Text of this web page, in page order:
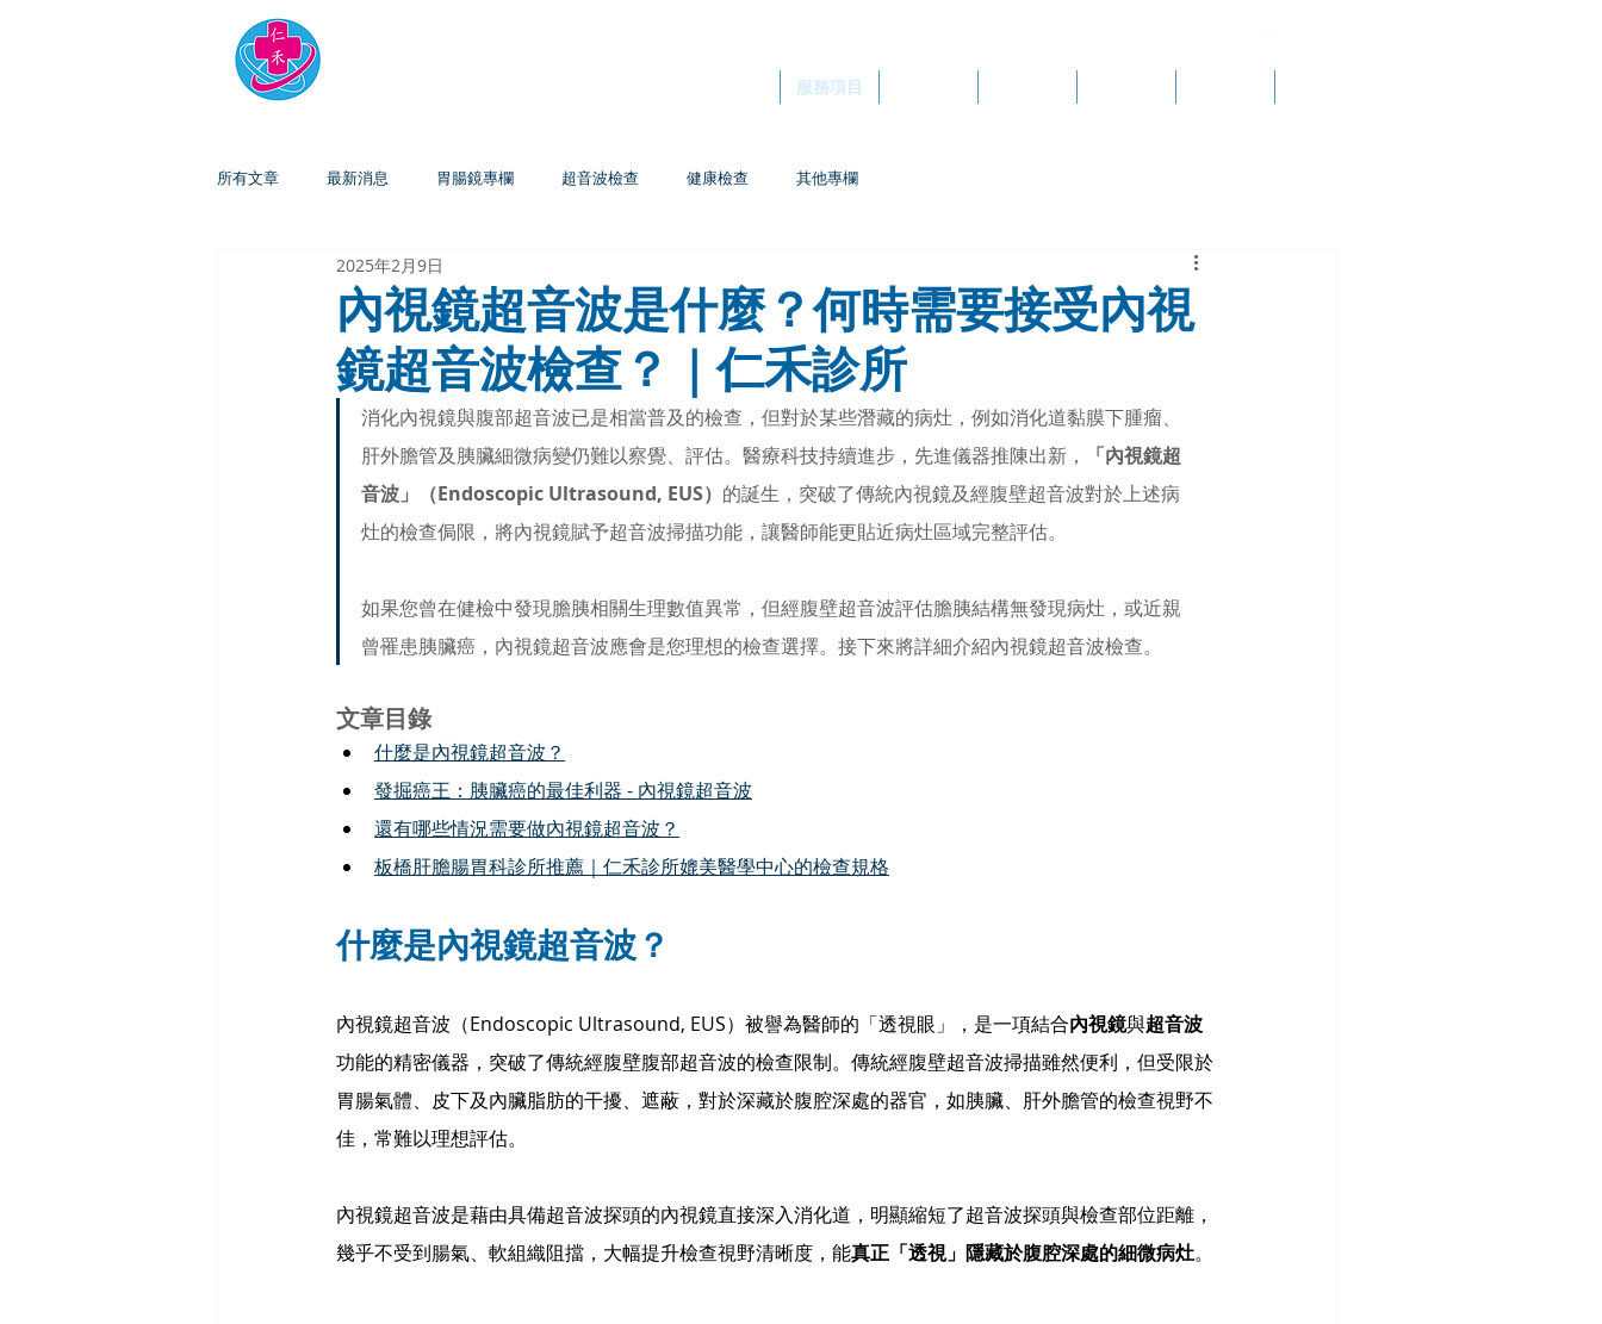
服務項目
所有文章 最新消息 胃腸鏡專欄 超音波檢查 健康檢查 其他專欄
內視鏡超音波是什麼？何時需要接受內視
鏡超音波檢查？｜仁禾診所
2025年2月9日
消化內視鏡與腹部超音波已是相當普及的檢查，但對於某些潛藏的病灶，例如消化道黏膜下腫瘤、
肝外膽管及胰臟細微病變仍難以察覺、評估。醫療科技持續進步，先進儀器推陳出新，
「內視鏡超
音波」（Endoscopic Ultrasound, EUS） 的誕生，突破了傳統內視鏡及經腹壁超音波對於上述病
灶的檢查侷限，將內視鏡賦予超音波掃描功能，讓醫師能更貼近病灶區域完整評估。
如果您曾在健檢中發現膽胰相關生理數值異常，但經腹壁超音波評估膽胰結構無發現病灶，或近親
曾罹患胰臟癌，內視鏡超音波應會是您理想的檢查選擇。接下來將詳細介紹內視鏡超音波檢查。
文章目錄
什麼是內視鏡超音波？
發掘癌王：胰臟癌的最佳利器 - 內視鏡超音波
還有哪些情況需要做內視鏡超音波？
板橋肝膽腸胃科診所推薦｜仁禾診所媲美醫學中心的檢查規格
什麼是內視鏡超音波？
內視鏡超音波（Endoscopic Ultrasound, EUS）被譽為醫師的「透視眼」，是一項結合內視鏡與超音波
功能的精密儀器，突破了傳統經腹壁腹部超音波的檢查限制。傳統經腹壁超音波掃描雖然便利，但受限於
胃腸氣體、皮下及內臟脂肪的干擾、遮蔽，對於深藏於腹腔深處的器官，如胰臟、肝外膽管的檢查視野不
佳，常難以理想評估。
內視鏡超音波是藉由具備超音波探頭的內視鏡直接深入消化道，明顯縮短了超音波探頭與檢查部位距離，
幾乎不受到腸氣、軟組織阻擋，大幅提升檢查視野清晰度，能真正「透視」隱藏於腹腔深處的細微病灶。